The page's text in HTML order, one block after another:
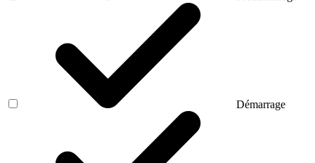
Démarrage